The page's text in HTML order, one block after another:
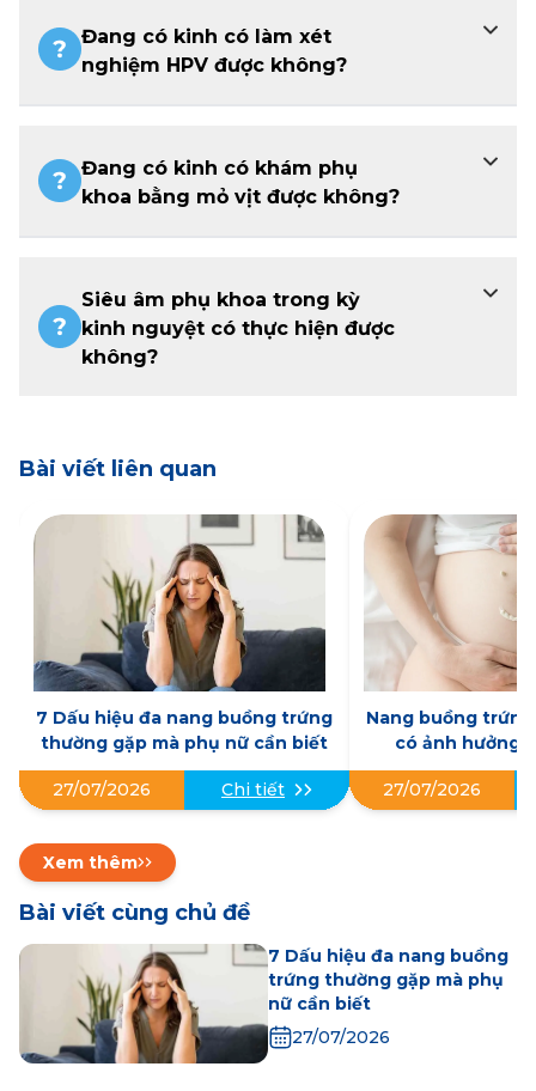
Đang có kinh có làm xét
nghiệm HPV được không?
Đang có kinh có khám phụ
khoa bằng mỏ vịt được không?
Siêu âm phụ khoa trong kỳ
kinh nguyệt có thực hiện được
không?
Bài viết liên quan
7 Dấu hiệu đa nang buồng trứng
thường gặp mà phụ nữ cần biết
27/07/2026 Chi tiết
Nang buồng
có ảnh hưởng
không? Những
27/07/2026
Xem thêm
Bài viết cùng chủ đề
7 Dấu hiệu đa nang buồng
trứng thường gặp mà phụ
nữ cần biết
27/07/2026